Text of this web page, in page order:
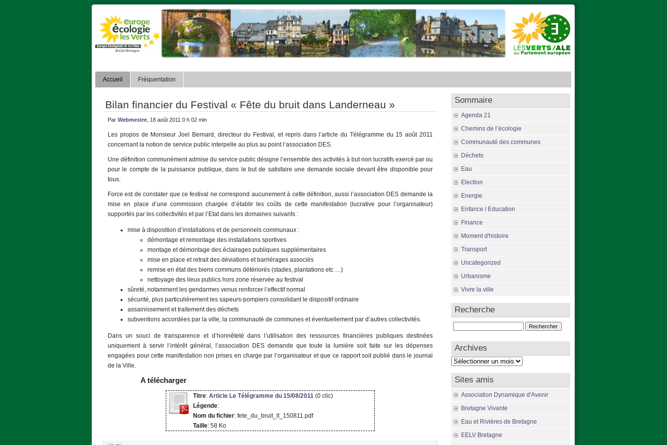
Accueil Fréquentation
Bilan financier du Festival « Fête du bruit dans Landerneau »
Par Webmestre , 18 août 2011 0 h 02 min
Les propos de Monsieur Joel Bernard, directeur du Festival, et repris dans l’article du Télégramme du 15 août 2011
concernant la notion de service public interpelle au plus au point l’association DES.
Une définition communément admise du service public désigne l’ensemble des activités à but non lucratifs exercé par ou
pour le compte de la puissance publique, dans le but de satisfaire une demande sociale devant être disponible pour
tous.
Force est de constater que ce festival ne correspond aucunement à cette définition, aussi l’association DES demande la
mise en place d’une commission chargée d’établir les coûts de cette manifestation (lucrative pour l’organisateur)
supportés par les collectivités et par l’Etat dans les domaines suivants :
mise à disposition d’installations et de personnels communaux :
démontage et remontage des installations sportives
montage et démontage des éclairages publiques supplémentaires
mise en place et retrait des déviations et barriérages associés
remise en état des biens communs détériorés (stades, plantations etc …)
nettoyage des lieux publics hors zone réservée au festival
sûreté, notamment les gendarmes venus renforcer l’effectif normal
sécurité, plus particulièrement les sapeurs-pompiers consolidant le dispositif ordinaire
assainissement et traitement des déchets
subventions accordées par la ville, la communauté de communes et éventuellement par d’autres collectivités.
Dans un souci de transparence et d’honnêteté dans l’utilisation des ressources financières publiques destinées
uniquement à servir l’intérêt général, l’association DES demande que toute la lumière soit faite sur les dépenses
engagées pour cette manifestation non prises en charge par l’organisateur et que ce rapport soit publié dans le journal
de la Ville.
A télécharger
Titre:Article Le Télégramme du 15/08/2011 (0 clic)
Légende:
Nom du fichier: fete_du_bruit_lt_150811.pdf
Taille: 58 Ko
Sommaire
Agenda 21
Chemins de l’écologie
Communauté des communes
Déchets
Eau
Election
Energie
Enfance / Education
Finance
Moment d'histoire
Transport
Uncategorized
Urbanisme
Vivre la ville
Recherche
Archives
Archives
Sites amis
Association Dynamique d'Avenir
Bretagne Vivante
Eau et Rivières de Bretagne
EELV Bretagne